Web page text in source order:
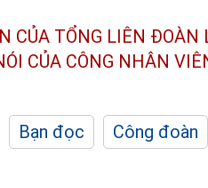
CỦA TỔNG LIÊN ĐOÀN
CỦA CÔNG NHÂN
Bạn đọc Công đoàn